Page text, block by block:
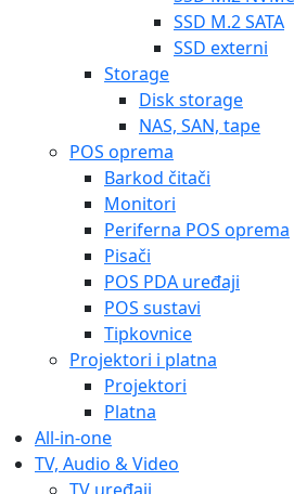
SSD M.2 SATA
SSD externi
Storage
Disk storage
NAS, SAN, tape
POS oprema
Barkod čitači
Monitori
Periferna POS oprema
Pisači
POS PDA uređaji
POS sustavi
Tipkovnice
Projektori i platna
Projektori
Platna
All-in-one
TV, Audio & Video